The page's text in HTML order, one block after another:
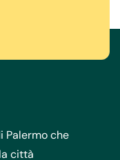
Palermo che
città